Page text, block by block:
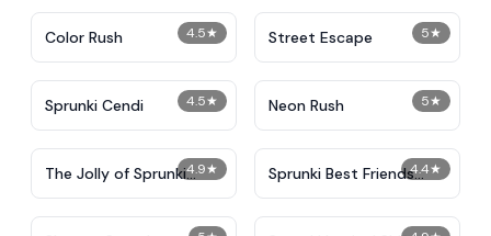
4.5★
Color Rush 5★
Street Escape
4.5★
Sprunki Cendi 5★
Neon Rush
4.9★
The Jolly of Sprunki
(Christmas)
4.4★
Sprunki Best Friends
Slaughter